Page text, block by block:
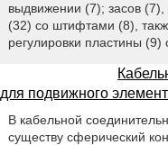
выдвижении (7); засов
(32) со штифтами (8),
регулировки пластины (9)
для подвижного
В кабельной
существу сферический